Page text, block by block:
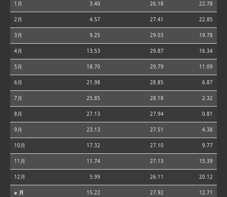
1月 3.40 26.18 22.78
2月 4.57 27.41 22.85
3月 9.25 29.03 19.78
4月 13.53 29.87 16.34
5月 18.70 29.79 11.09
6月 21.98 28.85 6.87
7月 25.85 28.18 2.32
8月 27.13 27.94 0.81
9月 23.13 27.51 4.38
10月 17.32 27.10 9.77
11月 11.74 27.13 15.39
12月 5.99 26.11 20.12
⌀ 月 15.22 27.92 12.71